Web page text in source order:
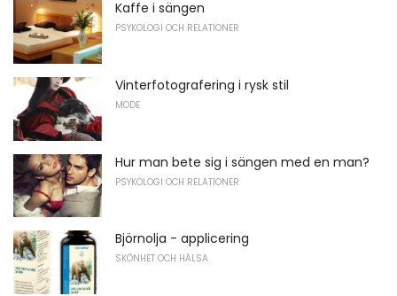
Kaffe i sängen
PSYKOLOGI OCH RELATIONER
Vinterfotografering i rysk stil
MODE
Hur man bete sig i sängen med en man?
PSYKOLOGI OCH RELATIONER
Björnolja - applicering
SKÖNHET OCH HÄLSA